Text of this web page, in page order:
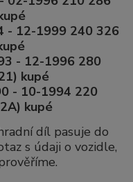
- 12-1999 240 326
- 12-1996 280
kupé
- 10-1994 220
kupé
díl pasuje do
s údaji o vozidle,